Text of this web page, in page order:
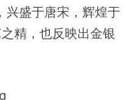
兴盛于唐宋，辉煌于
精，也反映出金银